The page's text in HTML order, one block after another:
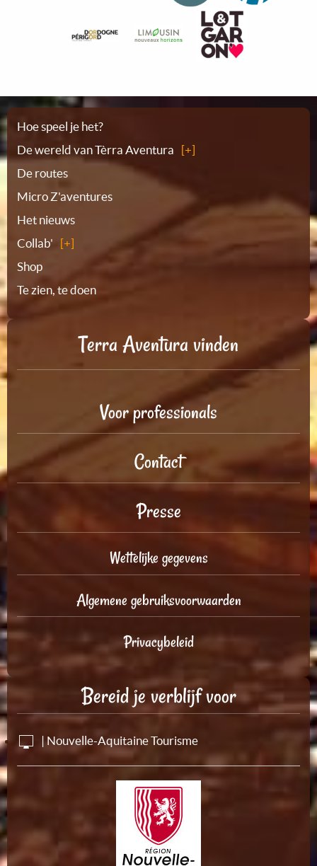
Plattegrond
Hoe speel je het?
De wereld van Tèrra Aventura
De routes
Micro Z'aventures
Het nieuws
Collab'
Shop
Te zien, te doen
Terra Aventura vinden
Voor professionals
Contact
Presse
Wettelijke gegevens
Algemene gebruiksvoorwaarden
Privacybeleid
Bereid je verblijf voor
| Nouvelle-Aquitaine Tourisme